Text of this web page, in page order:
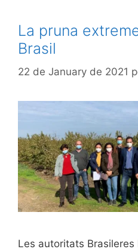
La pruna
Brasil
22 de January de 2021
Les autoritats Brasileres